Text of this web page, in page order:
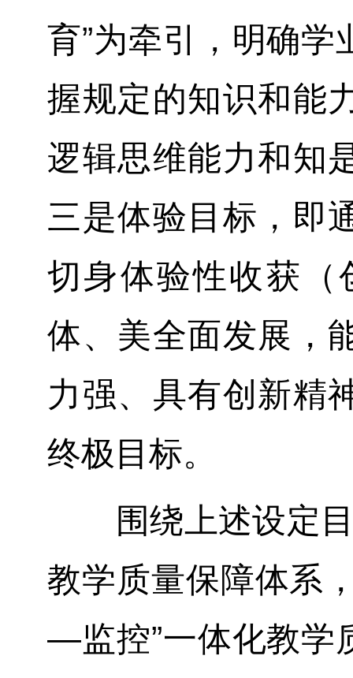
育”为牵引，明确
握规定的知识和能
逻辑思维能力和知
三是体验目标，即
切身体验性收获（
体、美全面发展，
力强、具有创新精
终极目标。
围绕上述设定目
教学质量保障体系
—监控”一体化教学